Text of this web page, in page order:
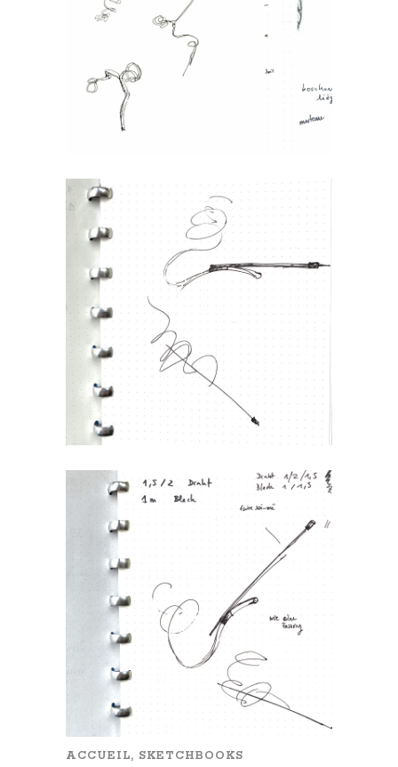
ACCUEIL, SKETCHBOOKS